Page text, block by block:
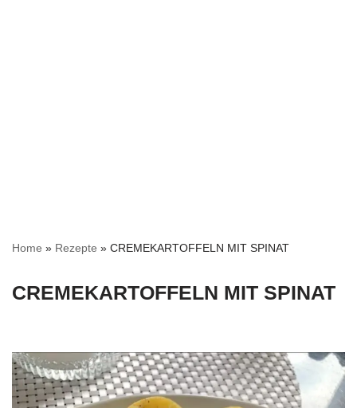
Home » Rezepte » CREMEKARTOFFELN MIT SPINAT
CREMEKARTOFFELN MIT SPINAT